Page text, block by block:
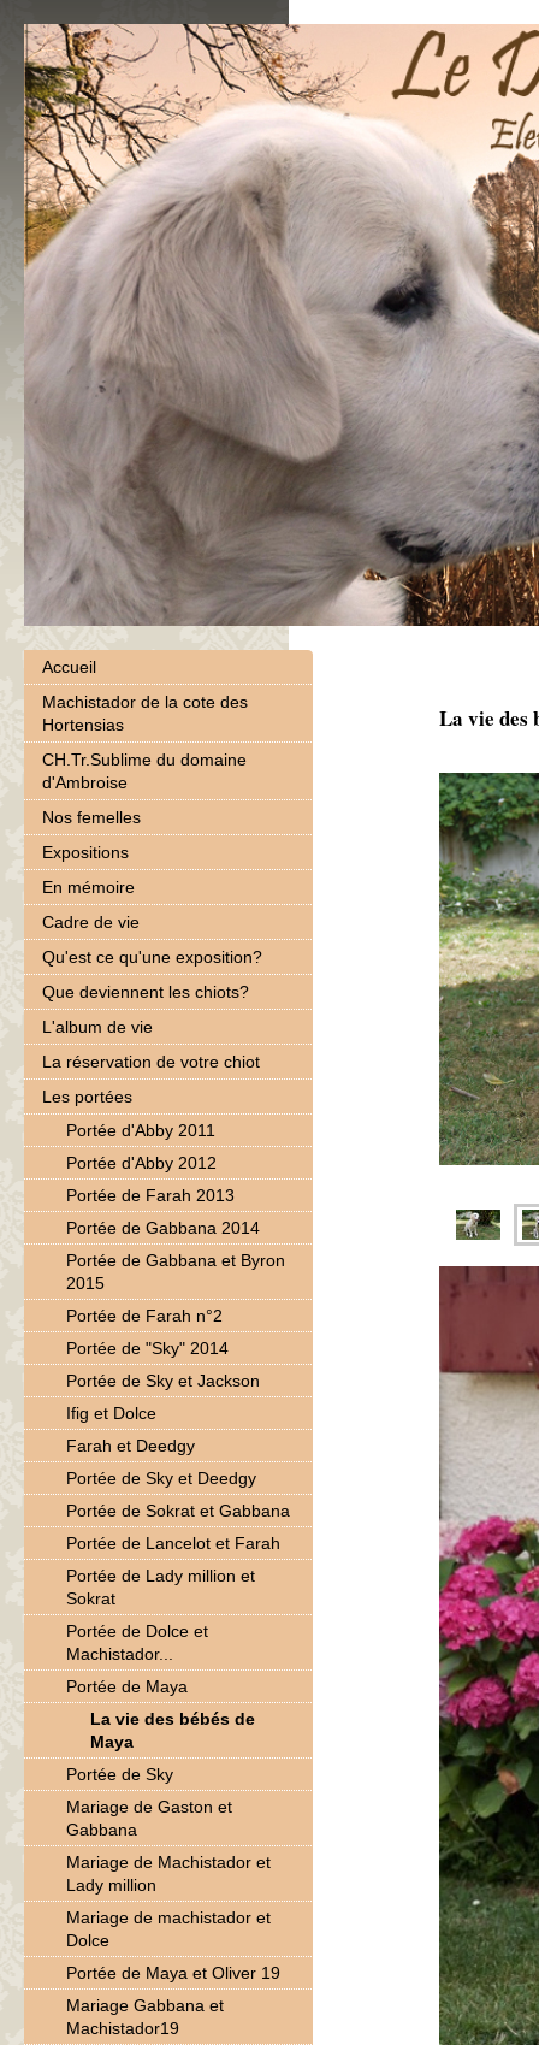
La vie des
Accueil
Machistador de la cote des
Hortensias
CH.Tr.Sublime du domaine
d'Ambroise
Nos femelles
Expositions
En mémoire
Cadre de vie
Qu'est ce qu'une exposition?
Que deviennent les chiots?
L'album de vie
La réservation de votre chiot
Les portées
Portée d'Abby 2011
Portée d'Abby 2012
Portée de Farah 2013
Portée de Gabbana 2014
Portée de Gabbana et Byron
2015
Portée de Farah n°2
Portée de "Sky" 2014
Portée de Sky et Jackson
Ifig et Dolce
Farah et Deedgy
Portée de Sky et Deedgy
Portée de Sokrat et Gabbana
Portée de Lancelot et Farah
Portée de Lady million et
Sokrat
Portée de Dolce et
Machistador...
Portée de Maya
La vie des bébés de
Maya
Portée de Sky
Mariage de Gaston et
Gabbana
Mariage de Machistador et
Lady million
Mariage de machistador et
Dolce
Portée de Maya et Oliver 19
Mariage Gabbana et
Machistador19